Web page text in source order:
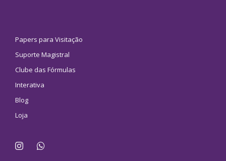
Papers para Visitação
Suporte Magistral
Clube das Fórmulas
Interativa
Blog
Loja